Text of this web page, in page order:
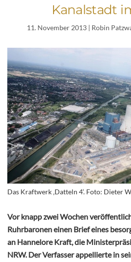
Kanalstadt
11. November 2013 | Robin
Das Kraftwerk ‚Datteln 4‘. Foto: Dieter
Vor knapp zwei Wochen
Ruhrbaronen einen Brief eines
an Hannelore Kraft, die
NRW. Der Verfasser appellierte in